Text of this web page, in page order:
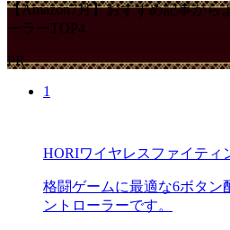
【Amazon7月】おすすめ記事から
ーラーTOP4
PR
1
HORIワイヤレスファイティ
格闘ゲームに最適な6ボタン
ントローラーです。